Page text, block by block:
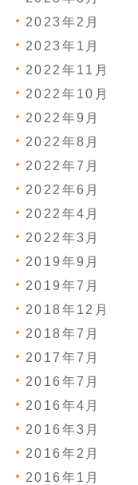
2023年2月
2023年1月
2022年11月
2022年10月
2022年9月
2022年8月
2022年7月
2022年6月
2022年4月
2022年3月
2019年9月
2019年7月
2018年12月
2018年7月
2017年7月
2016年7月
2016年4月
2016年3月
2016年2月
2016年1月